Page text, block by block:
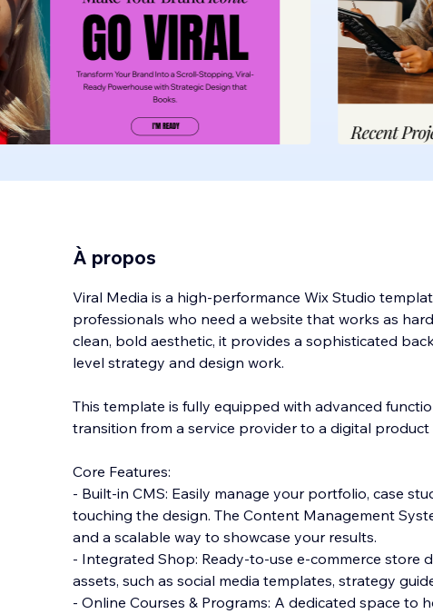
À propos
Viral Media is a high-performance Wix Studio
professionals who need a website that works as
clean, bold aesthetic, it provides a sophisticated
level strategy and design work.
This template is fully equipped with advanced
transition from a service provider to a digital product
Core Features:
- Built-in CMS: Easily manage your portfolio, case
touching the design. The Content Management
and a scalable way to showcase your results.
- Integrated Shop: Ready-to-use e-commerce store
assets, such as social media templates, strategy
- Online Courses & Programs: A dedicated space to